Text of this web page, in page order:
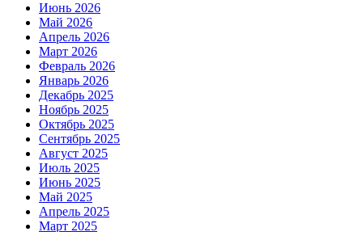
Июнь 2026
Май 2026
Апрель 2026
Март 2026
Февраль 2026
Январь 2026
Декабрь 2025
Ноябрь 2025
Октябрь 2025
Сентябрь 2025
Август 2025
Июль 2025
Июнь 2025
Май 2025
Апрель 2025
Март 2025